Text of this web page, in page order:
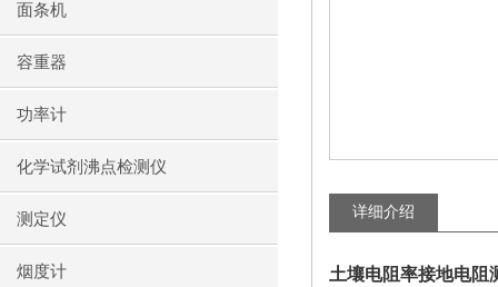
面条机
容重器
功率计
化学试剂沸点检测仪
测定仪
烟度计
详细介绍
土壤电阻率接地电阻